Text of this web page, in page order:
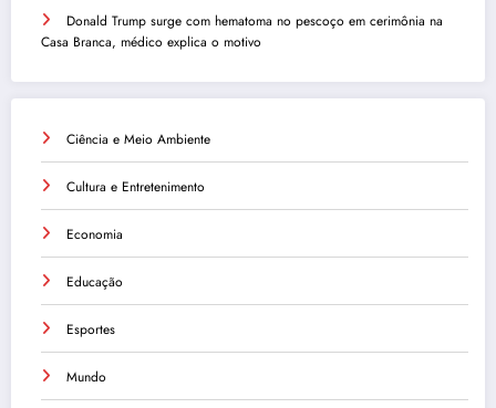
Donald Trump surge com hematoma no pescoço em cerimônia na
Casa Branca, médico explica o motivo
Ciência e Meio Ambiente
Cultura e Entretenimento
Economia
Educação
Esportes
Mundo